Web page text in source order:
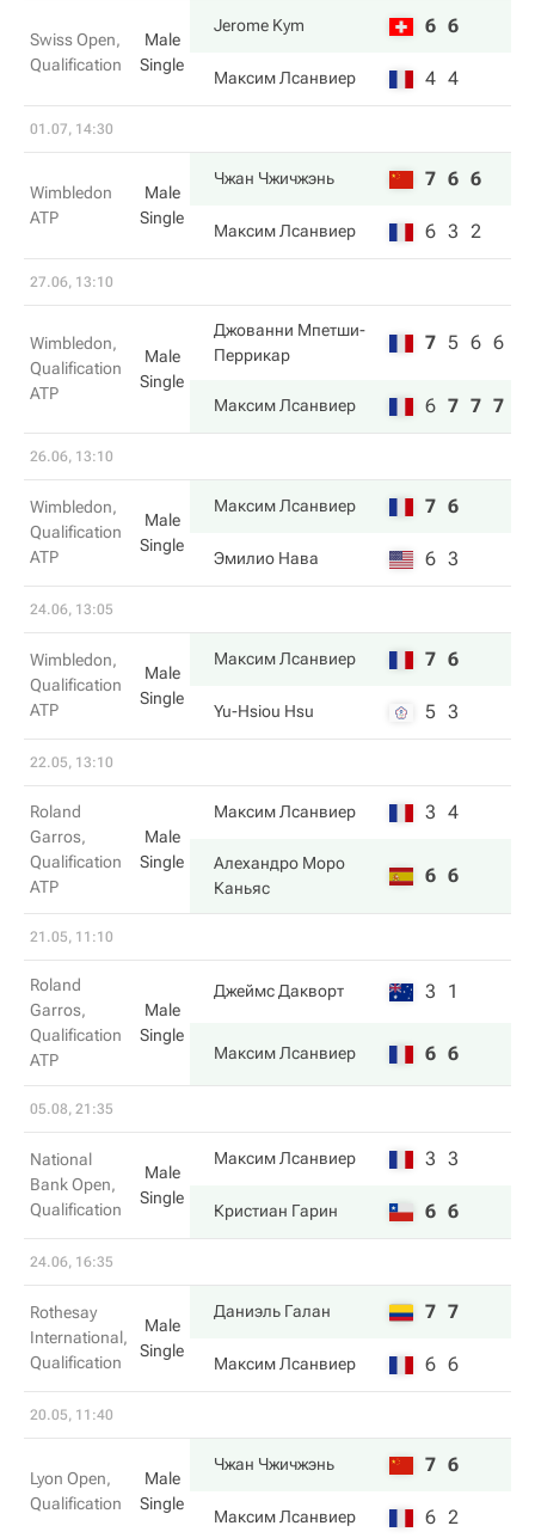
Swiss Open,
Qualification
Male
Single
Jerome Kym 6 6
Максим Лсанвиер 4 4
01.07, 14:30
Wimbledon
ATP
Male
Single
Чжан Чжичжэнь 7 6 6
Максим Лсанвиер 6 3 2
27.06, 13:10
Wimbledon,
Qualification
ATP
Male
Single
Джованни Мпетши-
Перрикар
7 5 6 6
Максим Лсанвиер 6 7 7 7
26.06, 13:10
Wimbledon,
Qualification
ATP
Male
Single
Максим Лсанвиер 7 6
Эмилио Нава 6 3
24.06, 13:05
Wimbledon,
Qualification
ATP
Male
Single
Максим Лсанвиер 7 6
Yu-Hsiou Hsu 5 3
22.05, 13:10
Roland
Garros,
Qualification
ATP
Male
Single
Максим Лсанвиер 3 4
Алехандро Моро
Каньяс
6 6
21.05, 11:10
Roland
Garros,
Qualification
ATP
Male
Single
Джеймс Дакворт 3 1
Максим Лсанвиер 6 6
05.08, 21:35
National
Bank Open,
Qualification
Male
Single
Максим Лсанвиер 3 3
Кристиан Гарин 6 6
24.06, 16:35
Rothesay
International,
Qualification
Male
Single
Даниэль Галан 7 7
Максим Лсанвиер 6 6
20.05, 11:40
Lyon Open,
Qualification
Male
Single
Чжан Чжичжэнь 7 6
Максим Лсанвиер 6 2